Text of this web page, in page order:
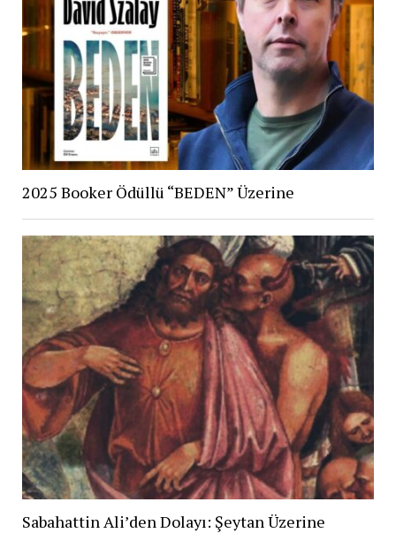
2025 Booker Ödüllü “BEDEN” Üzerine
Sabahattin Ali’den Dolayı: Şeytan Üzerine